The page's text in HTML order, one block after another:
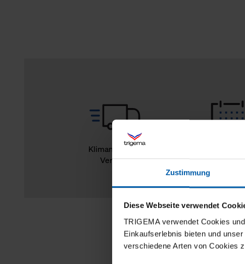
Zustimmung
Diese Webseite verwendet
TRIGEMA verwendet Cookies
Einkaufserlebnis bieten und
verschiedene Arten von Cookies
Klimaneutraler
Versand